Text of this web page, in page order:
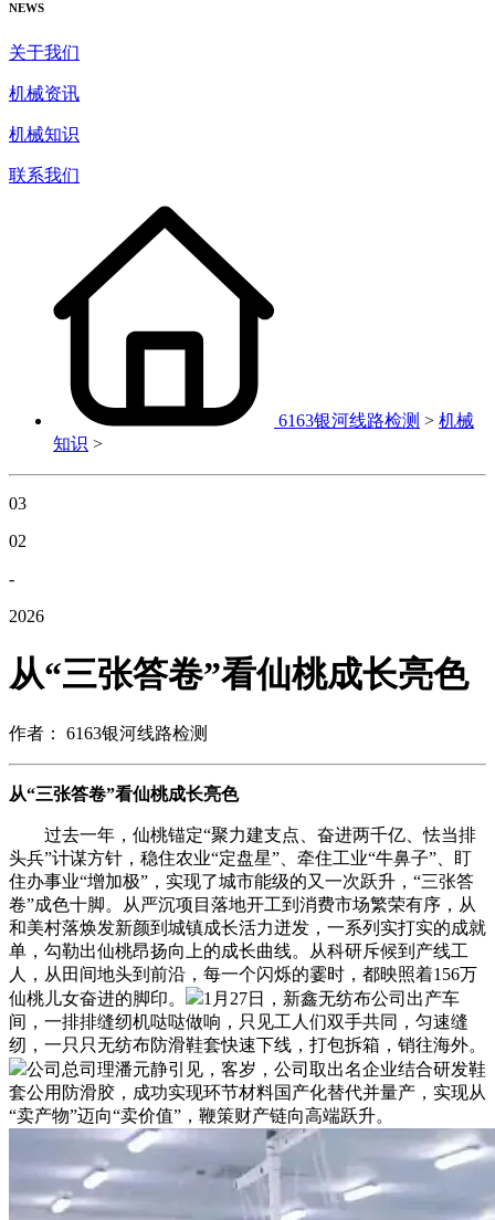
NEWS
关于我们
机械资讯
机械知识
联系我们
6163银河线路检测 > 机械
知识 >
03
02
-
2026
从“三张答卷”看仙桃成长亮色
作者： 6163银河线路检测
从“三张答卷”看仙桃成长亮色
过去一年，仙桃锚定“聚力建支点、奋进两千亿、怯当排
头兵”计谋方针，稳住农业“定盘星”、牵住工业“牛鼻子”、盯
住办事业“增加极”，实现了城市能级的又一次跃升，“三张答
卷”成色十脚。从严沉项目落地开工到消费市场繁荣有序，从
和美村落焕发新颜到城镇成长活力迸发，一系列实打实的成就
单，勾勒出仙桃昂扬向上的成长曲线。从科研斥候到产线工
人，从田间地头到前沿，每一个闪烁的霎时，都映照着156万
仙桃儿女奋进的脚印。
1月27日，新鑫无纺布公司出产车
间，一排排缝纫机哒哒做响，只见工人们双手共同，匀速缝
纫，一只只无纺布防滑鞋套快速下线，打包拆箱，销往海外。
公司总司理潘元静引见，客岁，公司取出名企业结合研发鞋
套公用防滑胶，成功实现环节材料国产化替代并量产，实现从
“卖产物”迈向“卖价值”，鞭策财产链向高端跃升。